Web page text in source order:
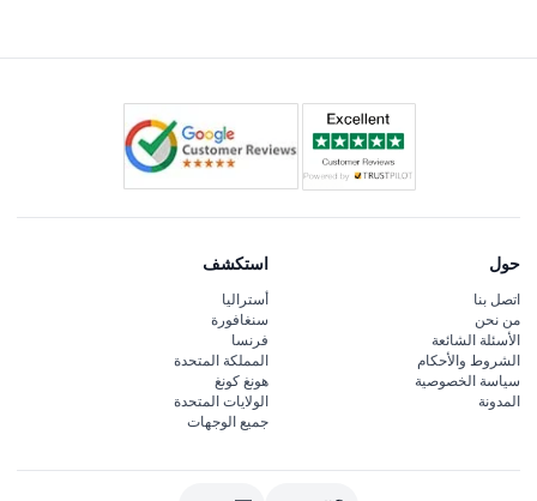
حول
اتصل بنا
من نحن
الأسئلة الشائعة
الشروط والأحكام
سياسة الخصوصية
المدونة
استكشف
أستراليا
سنغافورة
فرنسا
المملكة المتحدة
هونغ كونغ
الولايات المتحدة
جميع الوجهات